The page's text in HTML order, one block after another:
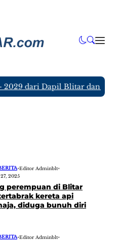
dari Dapil Blitar dan
•Editor Adminblt•
2025
perempuan di Blitar
kereta api
diduga bunuh diri
•Editor Adminblt•